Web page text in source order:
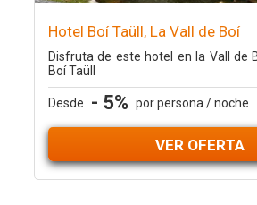
Hotel Boí Taüll, La Vall de Boí
Disfruta de este hotel en la Vall de
Boí Taüll
Desde - 5% por persona / noche
VER OFERTA